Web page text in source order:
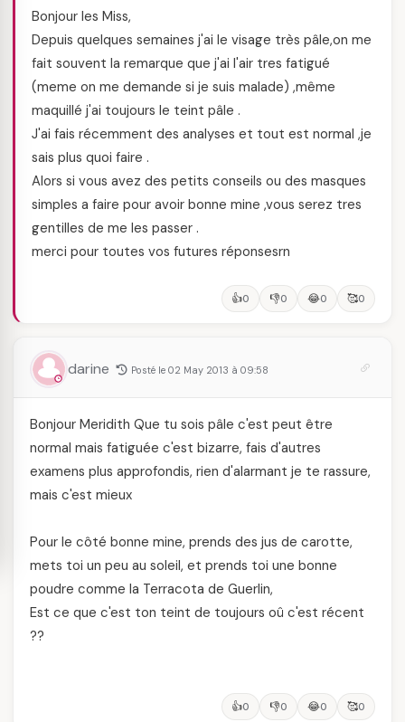
Bonjour les Miss,
Depuis quelques semaines j'ai le visage très pâle,on me
fait souvent la remarque que j'ai l'air tres fatigué
(meme on me demande si je suis malade) ,même
maquillé j'ai toujours le teint pâle .
J'ai fais récemment des analyses et tout est normal ,je
sais plus quoi faire .
Alors si vous avez des petits conseils ou des masques
simples a faire pour avoir bonne mine ,vous serez tres
gentilles de me les passer .
merci pour toutes vos futures réponsesrn
👍0 👎0 😂0 🥰0
darine Posté le 02 May 2013 à 09:58
Bonjour Meridith Que tu sois pâle c'est peut être
normal mais fatiguée c'est bizarre, fais d'autres
examens plus approfondis, rien d'alarmant je te rassure,
mais c'est mieux
Pour le côté bonne mine, prends des jus de carotte,
mets toi un peu au soleil, et prends toi une bonne
poudre comme la Terracota de Guerlin,
Est ce que c'est ton teint de toujours oû c'est récent
??
👍0 👎0 😂0 🥰0